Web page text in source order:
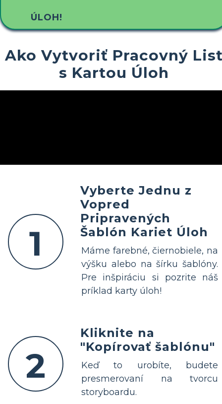
ÚLOH!
Ako Vytvoriť Pracovný
s Kartou Úloh
1
Vyberte Jednu z
Vopred
Pripravených
Šablón Kariet Úloh
Máme farebné, čiernobiele, na
výšku alebo na šírku šablóny.
Pre inšpiráciu si pozrite náš
príklad karty úloh!
2
Kliknite na
"Kopírovať šablónu"
Keď to urobíte, budete
presmerovaní na tvorcu
storyboardu.